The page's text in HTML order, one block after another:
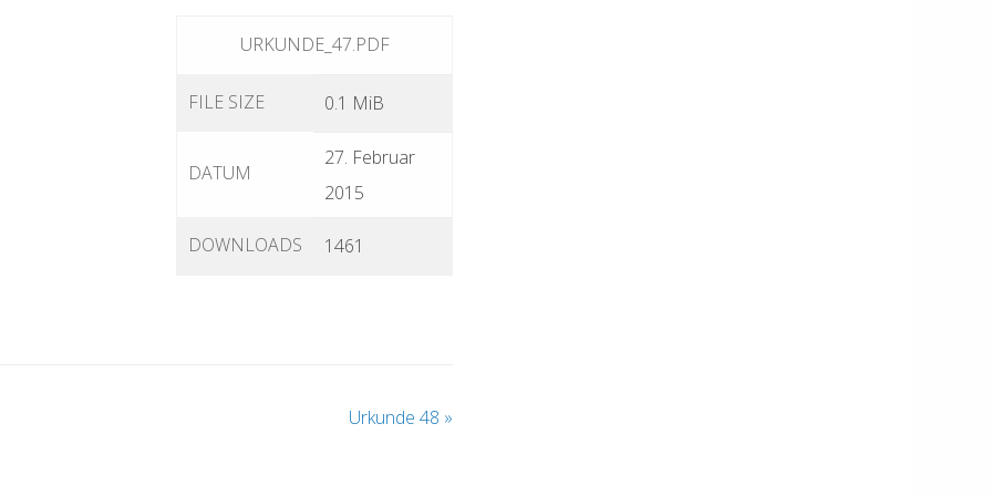
URKUNDE_47.PDF
FILE SIZE 0.1 MiB
DATUM
27. Februar
2015
DOWNLOADS 1461
Urkunde 48 »